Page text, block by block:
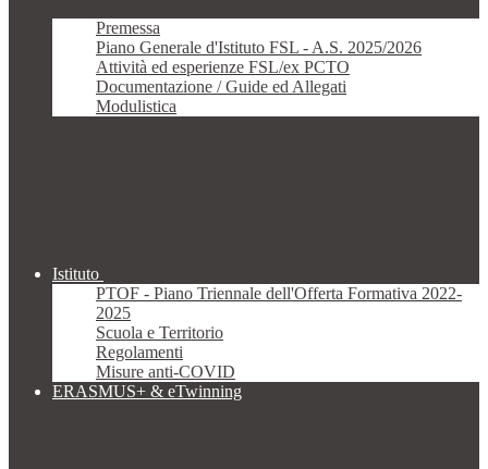
Premessa
Piano Generale d'Istituto FSL - A.S. 2025/2026
Attività ed esperienze FSL/ex PCTO
Documentazione / Guide ed Allegati
Modulistica
Istituto
PTOF - Piano Triennale dell'Offerta Formativa 2022-
2025
Scuola e Territorio
Regolamenti
Misure anti-COVID
ERASMUS+ & eTwinning